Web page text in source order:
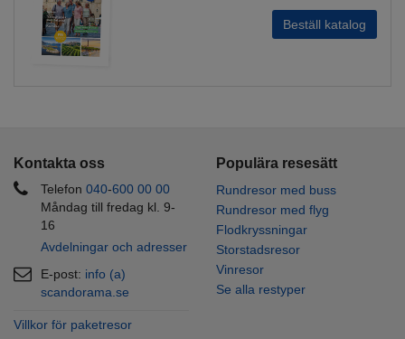
Beställ katalog
Kontakta oss
Telefon 040-600 00 00
Måndag till fredag kl. 9-
16
Avdelningar och adresser
E-post: info (a)
scandorama.se
Villkor för paketresor
Populära resesätt
Rundresor med buss
Rundresor med flyg
Flodkryssningar
Storstadsresor
Vinresor
Se alla restyper